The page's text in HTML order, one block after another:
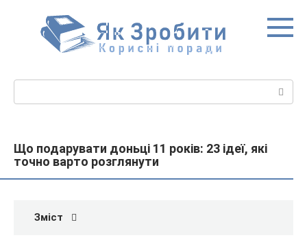
Що подарувати доньці 11 років: 23 ідеї, які
точно варто розглянути
Зміст